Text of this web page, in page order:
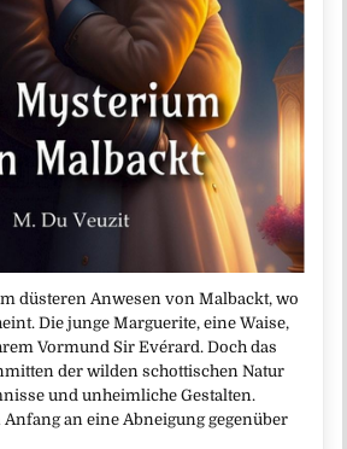
düsteren Anwesen von Malbackt, wo
Die junge Marguerite, eine Waise,
Vormund Sir Evérard. Doch das
der wilden schottischen Natur
und unheimliche Gestalten.
an eine Abneigung gegenüber